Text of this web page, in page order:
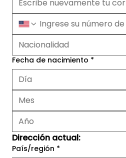
Fecha de nacimiento *
Dirección actual:
Dirección actual - Dirección de varias líneas
País/región *